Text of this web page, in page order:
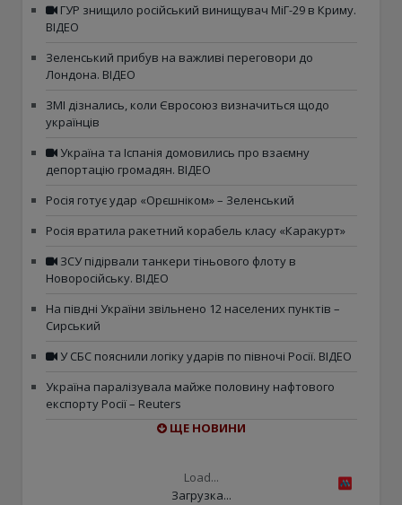
ГУР знищило російський винищувач МіГ-29 в Криму.
ВІДЕО
Зеленський прибув на важливі переговори до
Лондона. ВІДЕО
ЗМІ дізнались, коли Євросоюз визначиться щодо
українців
Україна та Іспанія домовились про взаємну
депортацію громадян. ВІДЕО
Росія готує удар «Орєшніком» – Зеленський
Росія вратила ракетний корабель класу «Каракурт»
ЗСУ підірвали танкери тіньового флоту в
Новоросійську. ВІДЕО
На півдні України звільнено 12 населених пунктів –
Сирський
У СБС пояснили логіку ударів по півночі Росії. ВІДЕО
Україна паралізувала майже половину нафтового
експорту Росії – Reuters
ЩЕ НОВИНИ
Load...
Загрузка...